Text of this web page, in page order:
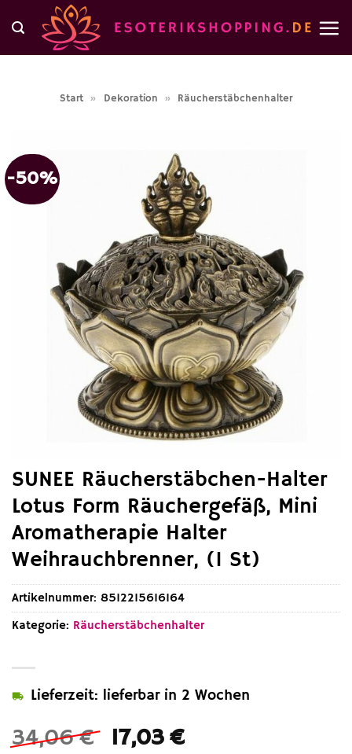
Inhalt
springen
Start » Dekoration » Räucherstäbchenhalter
-50%
SUNEE Räucherstäbchen-Halter
Lotus Form Räuchergefäß, Mini
Aromatherapie Halter
Weihrauchbrenner, (1 St)
34,06€ Ursprünglicher
17,03€Aktueller
Lieferzeit: lieferbar in 2 Wochen
Artikelnummer: 8512215616164
Kategorie: Räucherstäbchenhalter